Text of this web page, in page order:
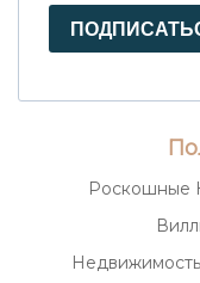
Роскошные